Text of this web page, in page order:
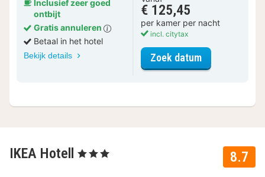
Inclusief zeer goed
ontbijt
Gratis annuleren
Betaal in het hotel
Bekijk details
€ 125,45
per kamer per nacht
incl. citytax
Zoek datumvoor
8.7
IKEA Hotell , 3 Sterren